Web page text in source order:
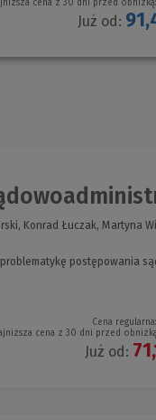
cena z 30 dni przed obniżką:
Już od:
Konrad Łuczak, Martyna
postępowania
Cena regularna:
cena z 30 dni przed
Już od: